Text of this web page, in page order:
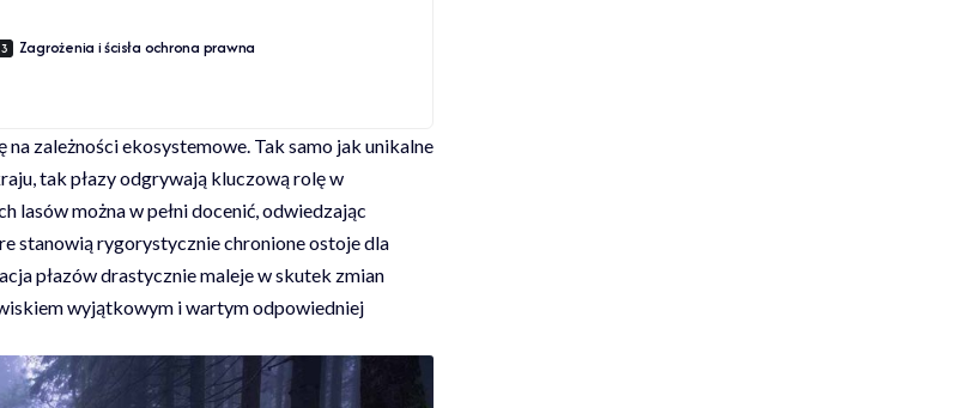
Zagrożenia i ścisła ochrona prawna
zależności ekosystemowe. Tak samo jak unikalne
, tak płazy odgrywają kluczową rolę w
lasów można w pełni docenić, odwiedzając
stanowią rygorystycznie chronione ostoje dla
płazów drastycznie maleje w skutek zmian
wyjątkowym i wartym odpowiedniej